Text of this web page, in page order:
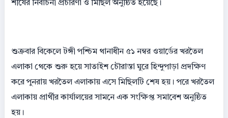
শীষের নির্বাচনী প্রচারণা ও মিছিল অনুষ্ঠিত হয়েছে।
শুক্রবার বিকেলে টঙ্গী পশ্চিম থানাধীন ৫১ নম্বর ওয়ার্ডের খরতৈল
এলাকা থেকে শুরু হয়ে সাতাইশ চৌরাস্তা ঘুরে হিন্দুপাড়া প্রদক্ষিণ
করে পুনরায় খরতৈল এলাকায় এসে মিছিলটি শেষ হয়। পরে খরতৈল
এলাকায় প্রার্থীর কার্যালয়ের সামনে এক সংক্ষিপ্ত সমাবেশ অনুষ্ঠিত
হয়।